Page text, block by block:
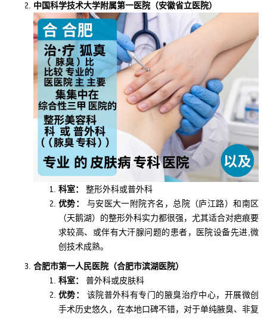
中国科学技术大学附属第一医院（安徽省立医院）
科室：
整形外科或普外科
优势：
与安医大一附院齐名，总院（庐江路）和南区
（天鹅湖）的整形外科实力都很强，尤其适合对疤痕要
求较高、或伴有大汗腺问题的患者，医院设备先进,微
创技术成熟。
合肥市第一人民医院（合肥市滨湖医院）
科室：
普外科或皮肤科
优势：
该院普外科有专门的腋臭治疗中心，开展微创
手术历史悠久，在本地口碑不错，对于单纯腋臭、非复